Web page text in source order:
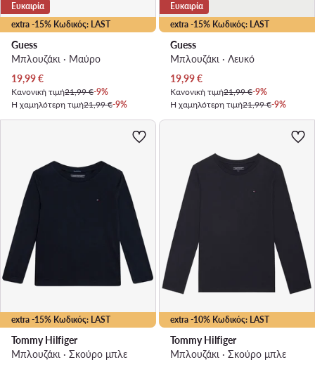
extra -15% Κωδικός: LAST
Ευκαιρία
Guess
Μπλουζάκι · Μαύρο
Τρέχουσα τιμή
19,99€
Κανονική τιμή21,99 €-9%
Η χαμηλότερη τιμή21,99 €-9%
extra -15% Κωδικός: LAST
Ευκαιρία
Guess
Μπλουζάκι · Λευκό
Τρέχουσα τιμή
19,99€
Κανονική τιμή21,99 €-9%
Η χαμηλότερη τιμή21,99 €-9%
extra -15% Κωδικός: LAST
Tommy Hilfiger
Μπλουζάκι · Σκούρο μπλε
extra -10% Κωδικός: LAST
Tommy Hilfiger
Μπλουζάκι · Σκούρο μπλε